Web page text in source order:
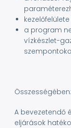
a program
vízkészlet-
Összességében:
A bevezetendő
eljárások